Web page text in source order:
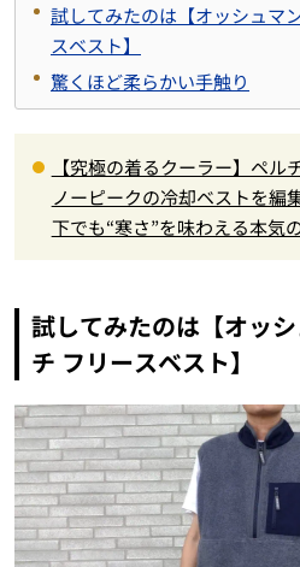
試してみたのは【オッシュマ
スベスト】
驚くほど柔らかい手触り
【究極の着るクーラー】ペ
ノーピークの冷却ベストを編
下でも“寒さ”を味わえる本気
試してみたのは【オッ
チ フリースベスト】